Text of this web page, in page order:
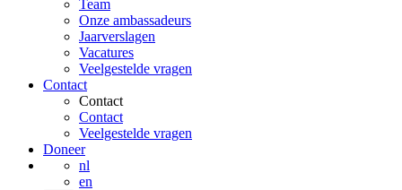
Team
Onze ambassadeurs
Jaarverslagen
Vacatures
Veelgestelde vragen
Contact
Contact
Contact
Veelgestelde vragen
Doneer
nl
en